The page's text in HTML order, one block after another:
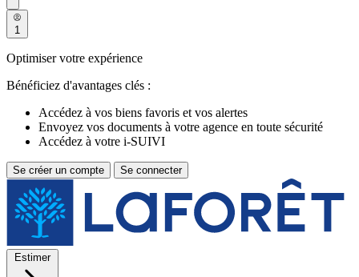
1
Optimiser votre expérience
Bénéficiez d'avantages clés :
Accédez à vos biens favoris et vos alertes
Envoyez vos documents à votre agence en toute sécurité
Accédez à votre i-SUIVI
Se créer un compte Se connecter
Estimer